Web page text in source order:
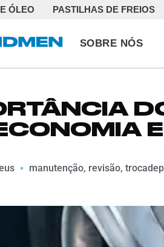
ÓLEO PASTILHAS DE FREIOS
SOBRE NÓS
manutenção, revisão,